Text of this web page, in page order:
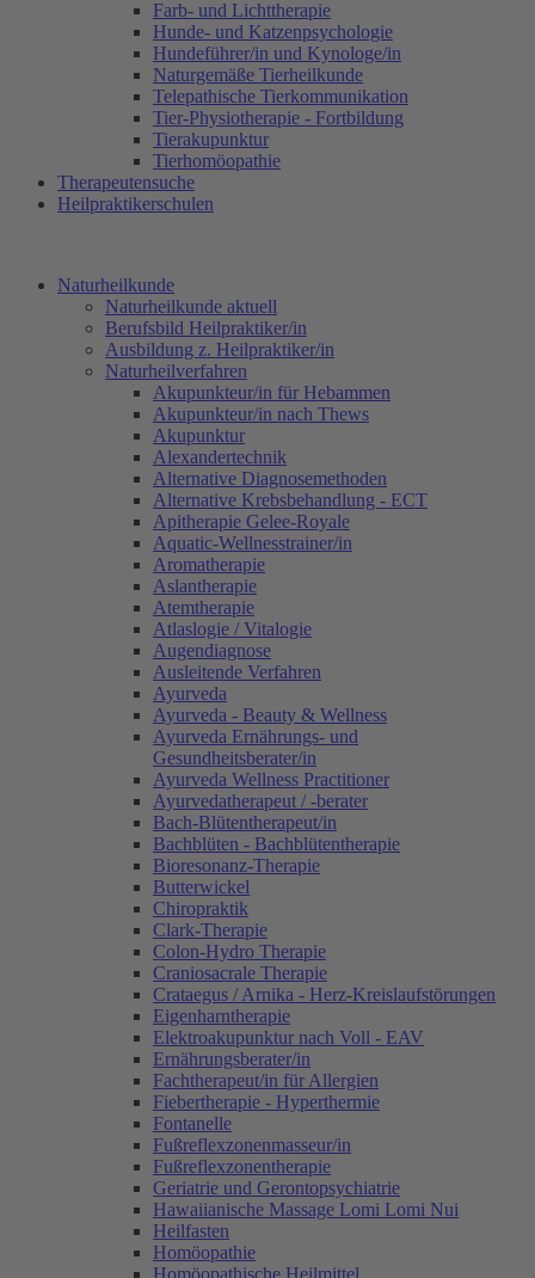
Farb- und Lichttherapie
Hunde- und Katzenpsychologie
Hundeführer/in und Kynologe/in
Naturgemäße Tierheilkunde
Telepathische Tierkommunikation
Tier-Physiotherapie - Fortbildung
Tierakupunktur
Tierhomöopathie
Therapeutensuche
Heilpraktikerschulen
Naturheilkunde
Naturheilkunde aktuell
Berufsbild Heilpraktiker/in
Ausbildung z. Heilpraktiker/in
Naturheilverfahren
Akupunkteur/in für Hebammen
Akupunkteur/in nach Thews
Akupunktur
Alexandertechnik
Alternative Diagnosemethoden
Alternative Krebsbehandlung - ECT
Apitherapie Gelee-Royale
Aquatic-Wellnesstrainer/in
Aromatherapie
Aslantherapie
Atemtherapie
Atlaslogie / Vitalogie
Augendiagnose
Ausleitende Verfahren
Ayurveda
Ayurveda - Beauty & Wellness
Ayurveda Ernährungs- und
Gesundheitsberater/in
Ayurveda Wellness Practitioner
Ayurvedatherapeut / -berater
Bach-Blütentherapeut/in
Bachblüten - Bachblütentherapie
Bioresonanz-Therapie
Butterwickel
Chiropraktik
Clark-Therapie
Colon-Hydro Therapie
Craniosacrale Therapie
Crataegus / Arnika - Herz-Kreislaufstörungen
Eigenharntherapie
Elektroakupunktur nach Voll - EAV
Ernährungsberater/in
Fachtherapeut/in für Allergien
Fiebertherapie - Hyperthermie
Fontanelle
Fußreflexzonenmasseur/in
Fußreflexzonentherapie
Geriatrie und Gerontopsychiatrie
Hawaiianische Massage Lomi Lomi Nui
Heilfasten
Homöopathie
Homöopathische Heilmittel